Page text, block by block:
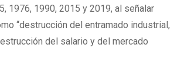
1976, 1990, 2015 y 2019, al señalar
“destrucción del entramado industrial,
del salario y del mercado